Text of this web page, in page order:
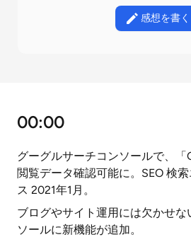
感想を書く
00:00
グーグルサーチコンソールで、
閲覧データ確認可能に。SEO 検
ス 2021年1月。
ブログやサイト運用には欠かせ
ソールに新機能が追加。